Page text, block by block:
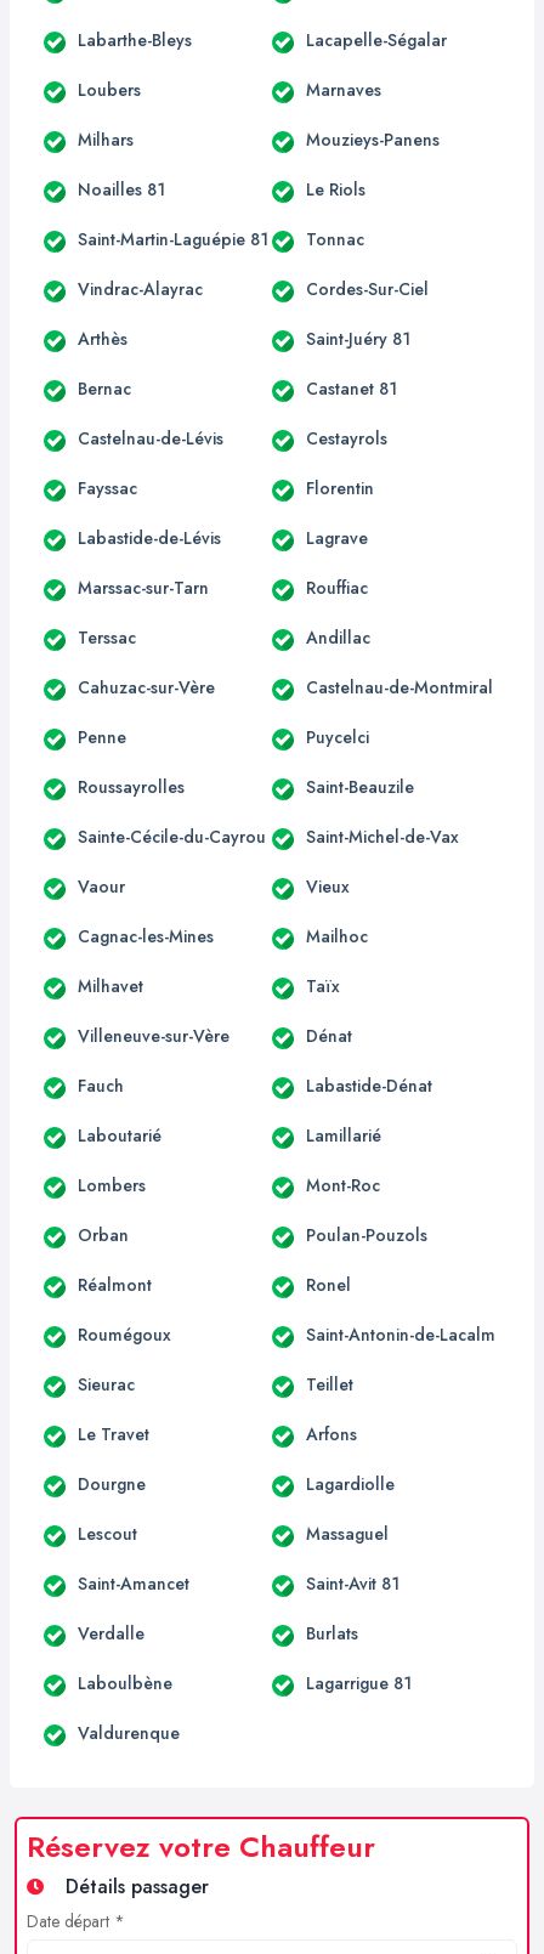
Labarthe-Bleys Lacapelle-Ségalar
Loubers Marnaves
Milhars Mouzieys-Panens
Noailles 81 Le Riols
Saint-Martin-Laguépie 81 Tonnac
Vindrac-Alayrac Cordes-Sur-Ciel
Arthès Saint-Juéry 81
Bernac Castanet 81
Castelnau-de-Lévis Cestayrols
Fayssac Florentin
Labastide-de-Lévis Lagrave
Marssac-sur-Tarn Rouffiac
Terssac Andillac
Cahuzac-sur-Vère Castelnau-de-Montmiral
Penne Puycelci
Roussayrolles Saint-Beauzile
Sainte-Cécile-du-Cayrou Saint-Michel-de-Vax
Vaour Vieux
Cagnac-les-Mines Mailhoc
Milhavet Taïx
Villeneuve-sur-Vère Dénat
Fauch Labastide-Dénat
Laboutarié Lamillarié
Lombers Mont-Roc
Orban Poulan-Pouzols
Réalmont Ronel
Roumégoux Saint-Antonin-de-Lacalm
Sieurac Teillet
Le Travet Arfons
Dourgne Lagardiolle
Lescout Massaguel
Saint-Amancet Saint-Avit 81
Verdalle Burlats
Laboulbène Lagarrigue 81
Valdurenque
Réservez votre Chauffeur
Détails passager
Date départ *